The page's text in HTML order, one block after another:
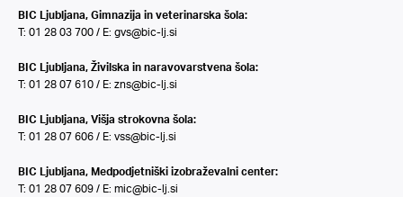
BIC Ljubljana, Gimnazija in veterinarska šola:
T: 01 28 03 700 / E: gvs@bic-lj.si
BIC Ljubljana, Živilska in naravovarstvena šola:
T: 01 28 07 610 / E: zns@bic-lj.si
BIC Ljubljana, Višja strokovna šola:
T: 01 28 07 606 / E: vss@bic-lj.si
BIC Ljubljana, Medpodjetniški izobraževalni center:
T: 01 28 07 609 / E: mic@bic-lj.si